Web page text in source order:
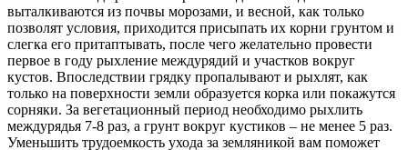
выталкиваются из почвы морозами, и весной, как только
позволят условия, приходится присыпать их корни грунтом и
слегка его притаптывать, после чего желательно провести
первое в году рыхление междурядий и участков вокруг
кустов. Впоследствии грядку пропалывают и рыхлят, как
только на поверхности земли образуется корка или покажутся
сорняки. За вегетационный период необходимо рыхлить
междурядья 7-8 раз, а грунт вокруг кустиков – не менее 5 раз.
Уменьшить трудоемкость ухода за земляникой вам поможет